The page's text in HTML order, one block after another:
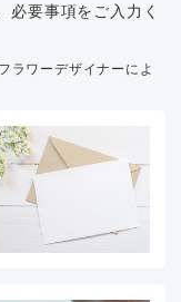
必要事項をご入力く
ラワーデザイナーによ